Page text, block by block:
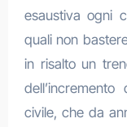
esaustiva ogni
quali non
in risalto un
civile, che da